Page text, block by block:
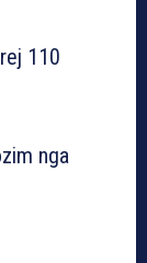
110
nga